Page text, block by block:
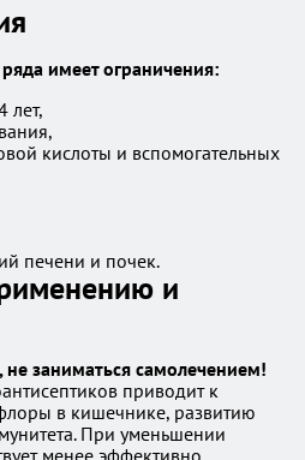
имеет ограничения:
лет,
кислоты и вспомогательных
печени и почек.
и
заниматься самолечением!
приводит к
в кишечнике, развитию
При уменьшении
менее эффективно,